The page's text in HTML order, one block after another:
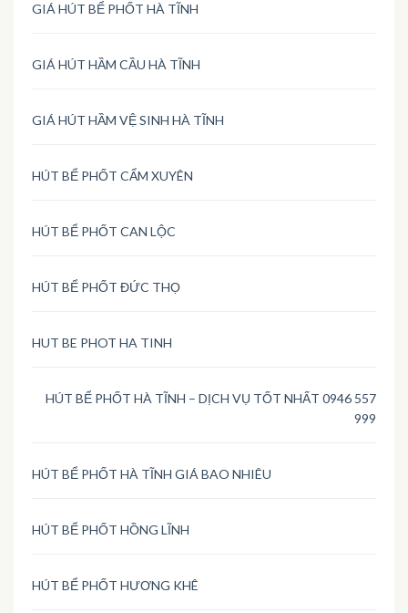
GIÁ HÚT BỂ PHỐT HÀ TĨNH
GIÁ HÚT HẦM CẦU HÀ TĨNH
GIÁ HÚT HẦM VỆ SINH HÀ TĨNH
HÚT BỂ PHỐT CẨM XUYÊN
HÚT BỂ PHỐT CAN LỘC
HÚT BỂ PHỐT ĐỨC THỌ
HUT BE PHOT HA TINH
HÚT BỂ PHỐT HÀ TĨNH – DỊCH VỤ TỐT NHẤT 0946 557
999
HÚT BỂ PHỐT HÀ TĨNH GIÁ BAO NHIÊU
HÚT BỂ PHỐT HỒNG LĨNH
HÚT BỂ PHỐT HƯƠNG KHÊ